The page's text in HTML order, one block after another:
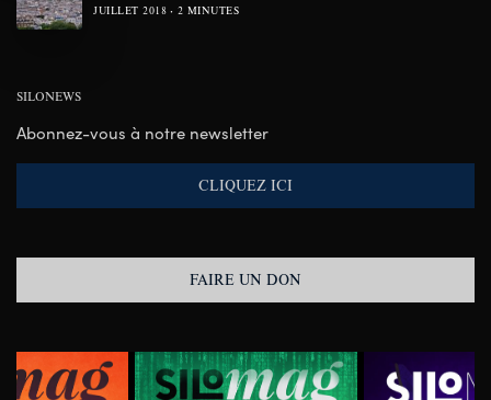
JUILLET 2018 2 MINUTES
SILONEWS
Abonnez-vous à notre newsletter
CLIQUEZ ICI
FAIRE UN DON